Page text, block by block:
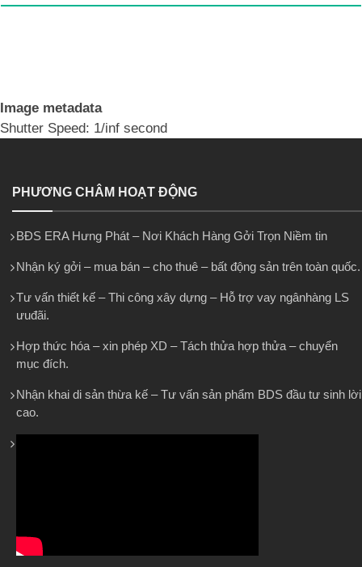
Image metadata
Shutter Speed: 1/inf second
PHƯƠNG CHÂM HOẠT ĐỘNG
BĐS ERA Hưng Phát – Nơi Khách Hàng Gởi Trọn Niềm tin
Nhận ký gởi – mua bán – cho thuê – bất động sản trên toàn quốc.
Tư vấn thiết kế – Thi công xây dựng – Hỗ trợ vay ngânhàng LS
ưuđãi.
Hợp thức hóa – xin phép XD – Tách thửa hợp thửa – chuyển
mục đích.
Nhận khai di sản thừa kế – Tư vấn sản phẩm BDS đầu tư sinh lời
cao.